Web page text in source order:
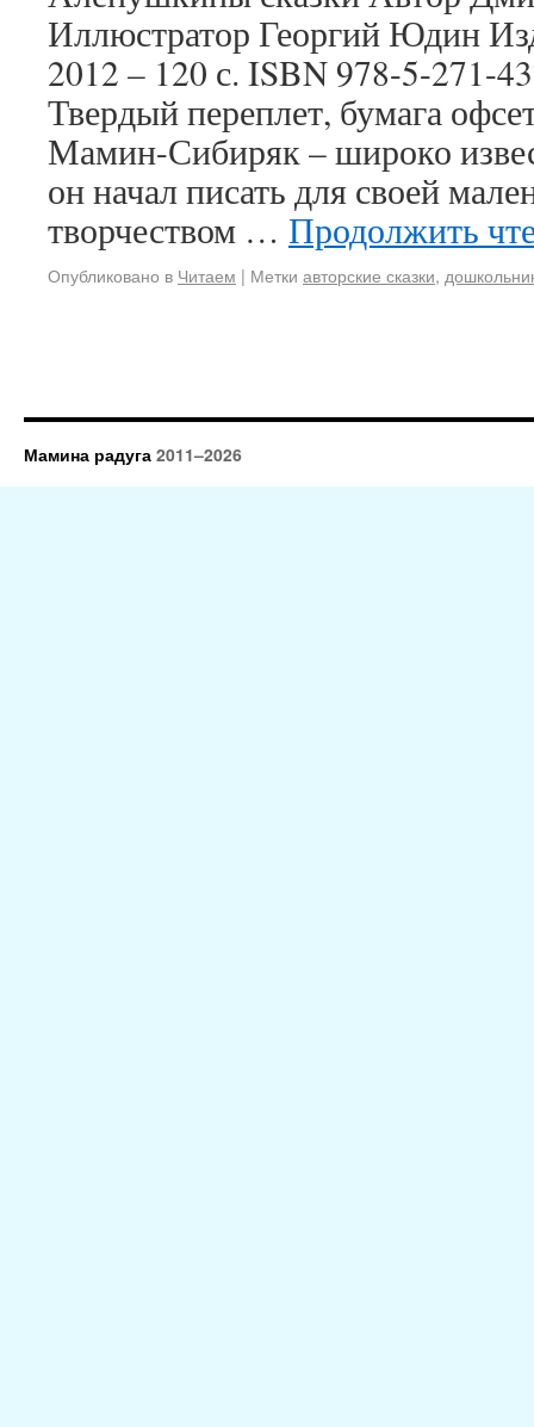
Иллюстратор Георгий Юдин
2012 – 120 с. ISBN 978-5-271-
Твердый переплет, бумага
Мамин-Сибиряк – широко
он начал писать для своей
творчеством … Продолжить
Опубликовано в Читаем | Метки авторские сказки,
Мамина радуга 2011–2026